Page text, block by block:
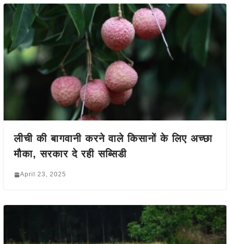
लीची की बागवानी करने वाले किसानों के लिए अच्छा
मौका, सरकार दे रही सब्सिडी
April 23, 2025